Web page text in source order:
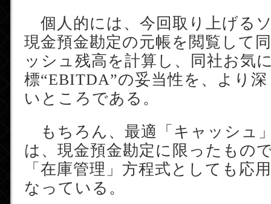
個人的には、今回取り上げる
現金預金勘定の元帳を閲覧して
ッシュ残高を計算し、同社お気
標“EBITDA”の妥当性を、より
いところである。
もちろん、最適「キャッシュ
は、現金預金勘定に限ったもの
「在庫管理」方程式としても応
なっている。